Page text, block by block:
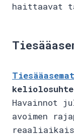
haittaavat
Tiesääasemat
Havainnot
avoimen